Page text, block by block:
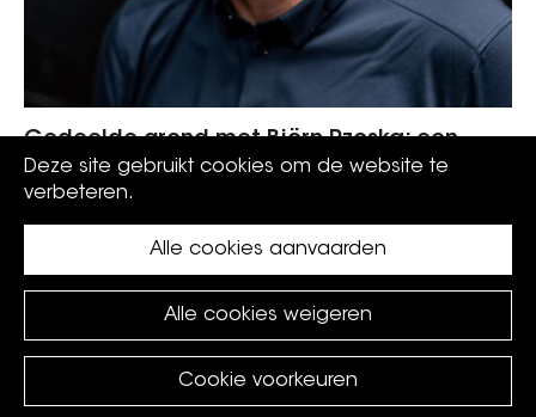
Gedeelde grond met Björn Rzoska: een
bijzonder familieverhaal
2026.privacy policy
Deze site gebruikt cookies om de website te
verbeteren.
Cookie voorkeuren
Alle cookies weigeren
Alle cookies aanvaarden